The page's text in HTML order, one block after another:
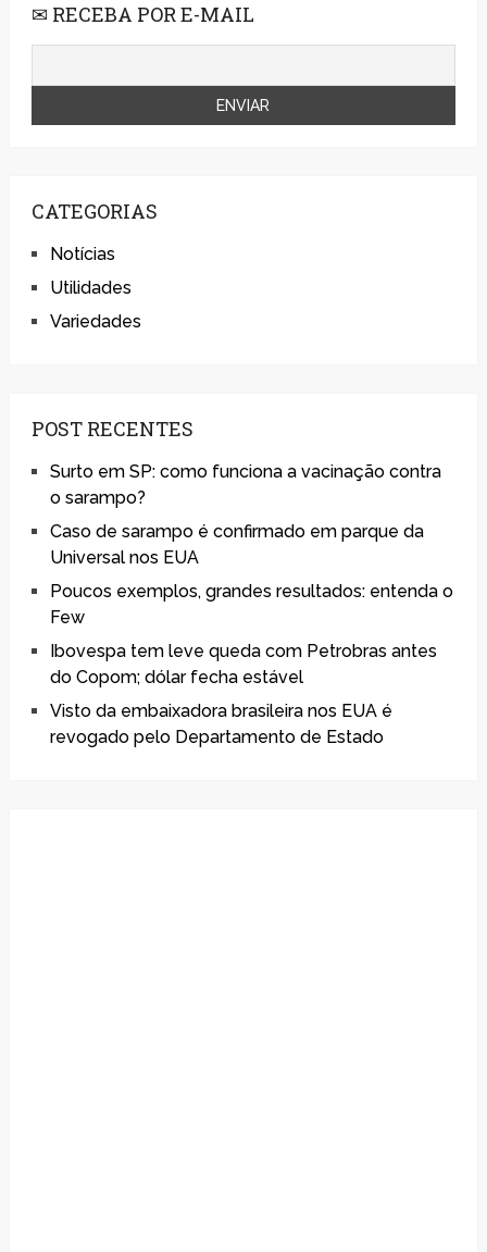
✉ RECEBA POR E-MAIL
CATEGORIAS
Notícias
Utilidades
Variedades
POST RECENTES
Surto em SP: como funciona a vacinação contra
o sarampo?
Caso de sarampo é confirmado em parque da
Universal nos EUA
Poucos exemplos, grandes resultados: entenda o
Few
Ibovespa tem leve queda com Petrobras antes
do Copom; dólar fecha estável
Visto da embaixadora brasileira nos EUA é
revogado pelo Departamento de Estado